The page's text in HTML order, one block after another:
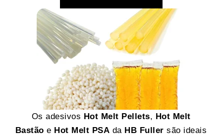
Os adesivos Hot Melt Pellets, Hot Melt
Bastão e Hot Melt PSA da HB Fuller são ideais